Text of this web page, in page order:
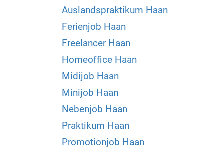
Auslandspraktikum Haan
Ferienjob Haan
Freelancer Haan
Homeoffice Haan
Midijob Haan
Minijob Haan
Nebenjob Haan
Praktikum Haan
Promotionjob Haan